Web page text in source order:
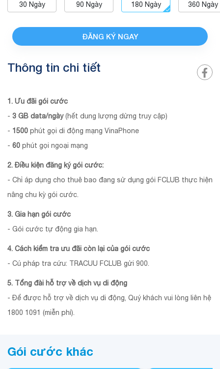
30 Ngày 90 Ngày 180 Ngày 360 Ngày
ĐĂNG KÝ NGAY
Thông tin chi tiết
1. Ưu đãi gói cước
- 3 GB data/ngày(hết dung lượng dừng truy cập)
- 1500 phút gọi di động mạng VinaPhone
- 60 phút gọi ngoại mạng
2. Điều kiện đăng ký gói cước:
- Chỉ áp dụng cho thuê bao đang sử dụng gói FCLUB thực hiện
nâng chu kỳ gói cước.
3. Gia hạn gói cước
- Gói cước tự động gia hạn.
4. Cách kiểm tra ưu đãi còn lại của gói cước
- Cú pháp tra cứu: TRACUU FCLUB gửi 900.
5. Tổng đài hỗ trợ về dịch vụ di động
- Để được hỗ trợ về dịch vụ di động, Quý khách vui lòng liên hệ
1800 1091 (miễn phí).
Gói cước khác